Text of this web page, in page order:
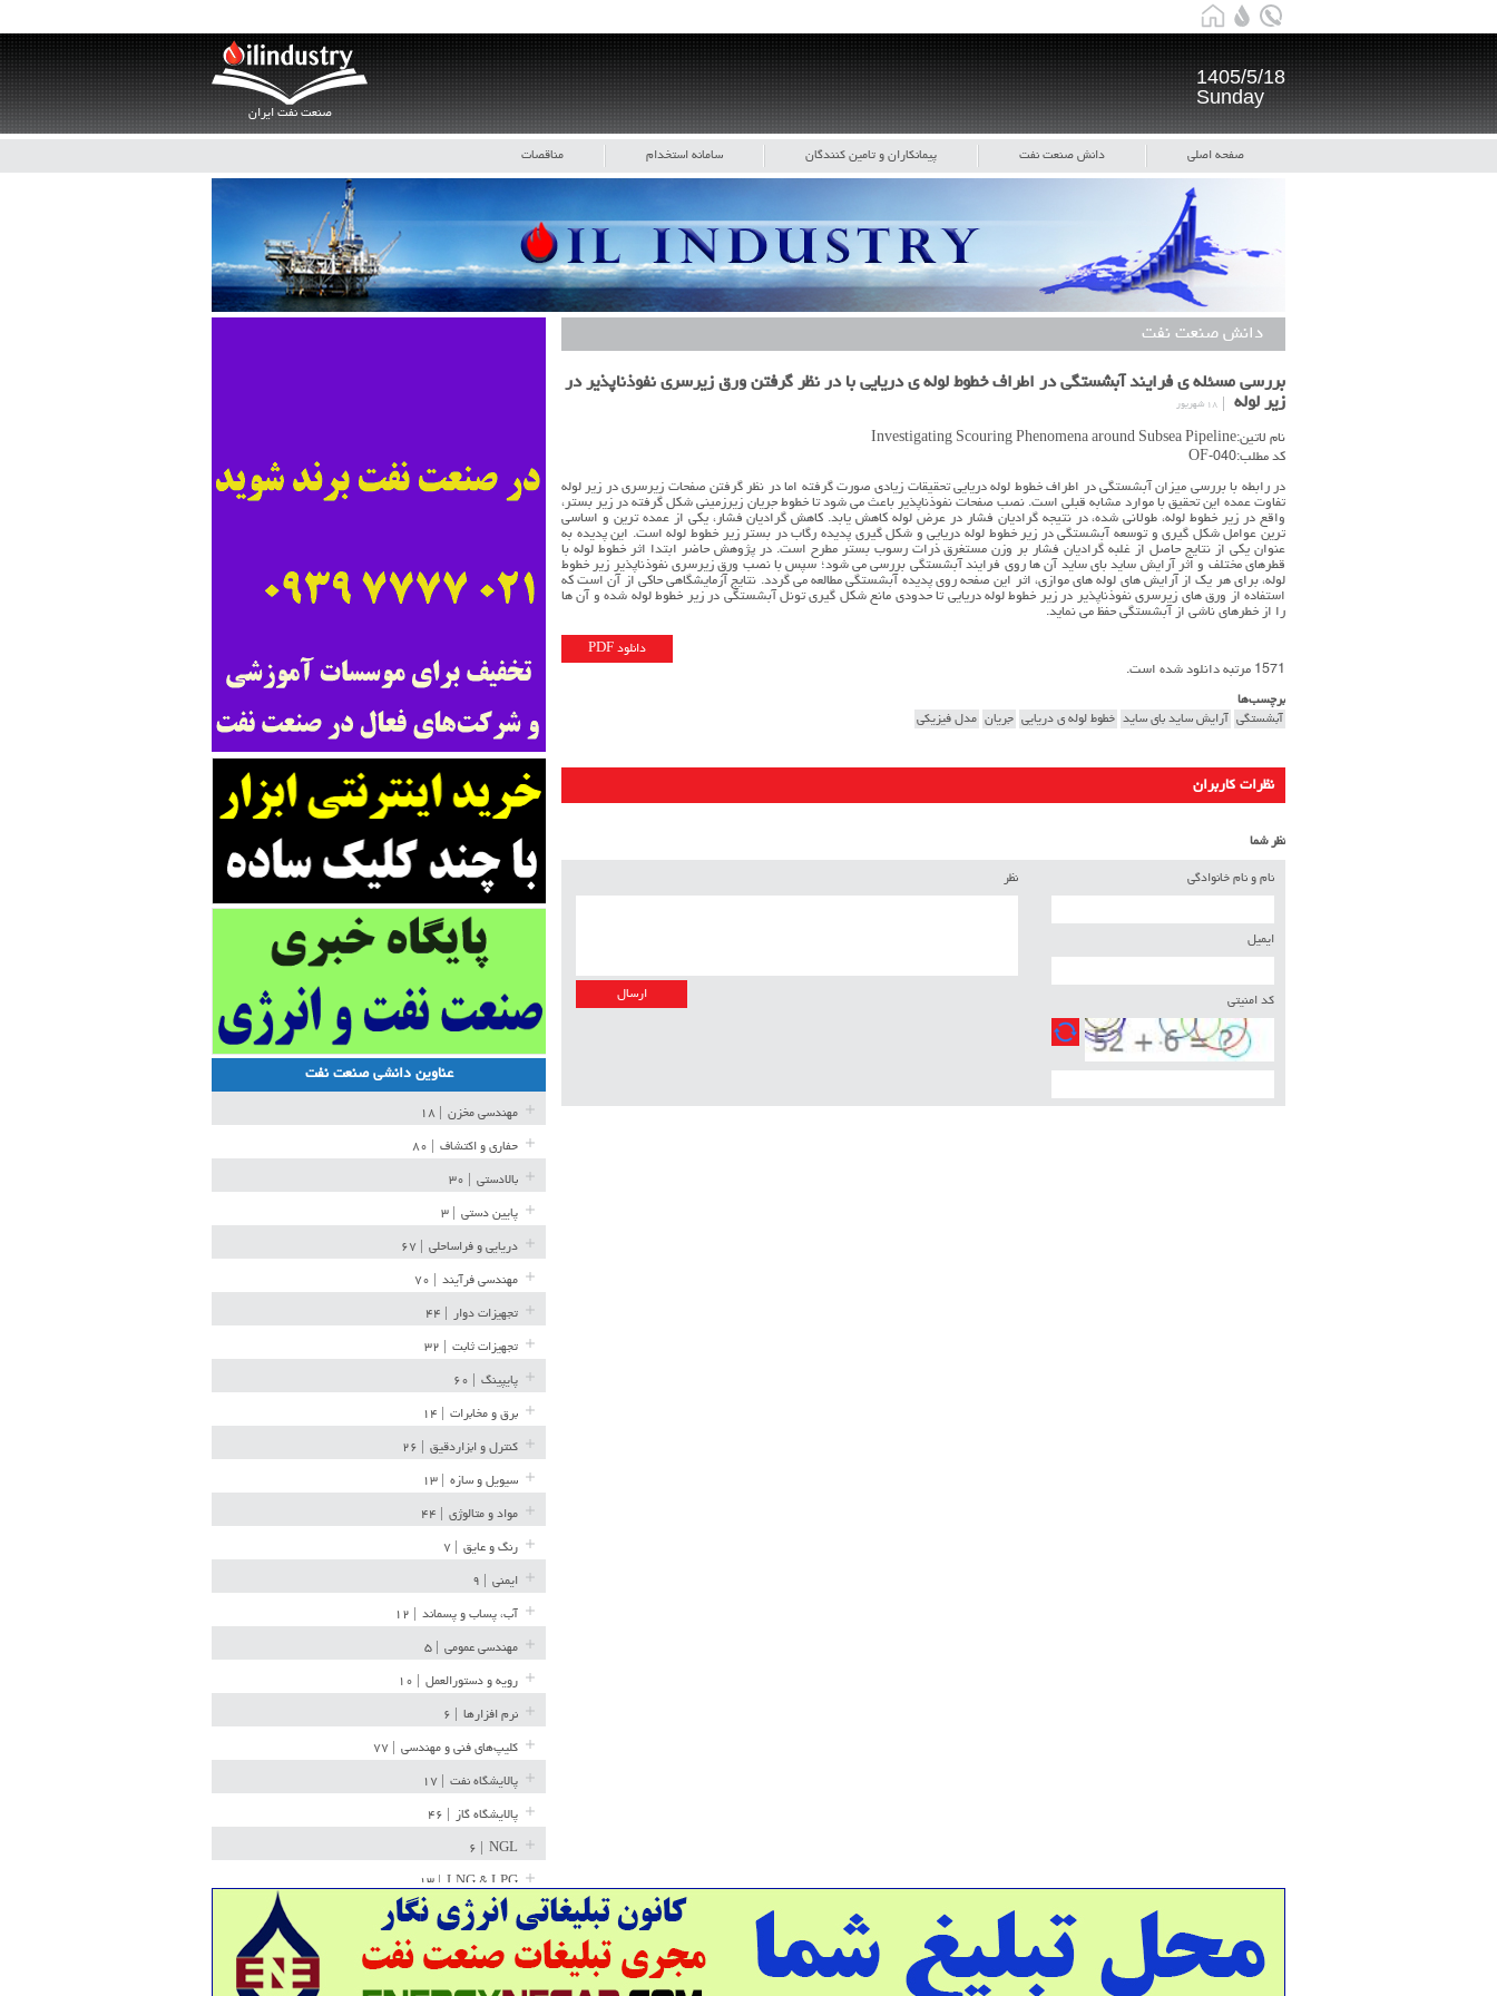
صنعت نفت ایران
1405/5/18
Sunday
صفحه اصلی دانش صنعت نفت پیمانکاران و تامین کنندگان سامانه استخدام مناقصات
دانش صنعت نفت
بررسی مسئله ي فرایند آبشستگی در اطراف خطوط لوله ي دریایی با در نظر گرفتن ورق زیرسري نفوذناپذیر در
زیر لوله
۱۸ شهریور
نام لاتین:Investigating Scouring Phenomena around Subsea Pipeline
کد مطلب:OF-040
در رابطه با بررسی میزان آبشستگی در اطراف خطوط لوله دریایی تحقیقات زیادي صورت گرفته اما در نظر گرفتن صفحات زیرسري در زیر لوله
تفاوت عمده این تحقیق با موارد مشابه قبلی است. نصب صفحات نفوذناپذیر باعث می شود تا خطوط جریان زیرزمینی شکل گرفته در زیر بستر،
واقع در زیر خطوط لوله، طولانی شده، در نتیجه گرادیان فشار در عرض لوله کاهش یابد. کاهش گرادیان فشار، یکی از عمده ترین و اساسی
ترین عوامل شکل گیري و توسعه آبشستگی در زیر خطوط لوله دریایی و شکل گیري پدیده رگاب در بستر زیر خطوط لوله است. این پدیده به
عنوان یکی از نتایج حاصل از غلبه گرادیان فشار بر وزن مستغرق ذرات رسوب بستر مطرح است. در پژوهش حاضر ابتدا اثر خطوط لوله با
قطرهاي مختلف و اثر آرایش ساید باي ساید آن ها روي فرایند آبشستگی بررسی می شود؛ سپس با نصب ورق زیرسري نفوذناپذیر زیر خطوط
لوله، براي هر یک از آرایش هاي لوله هاي موازي، اثر این صفحه روي پدیده آبشستگی مطالعه می گردد. نتایج آزمایشگاهی حاکی از آن است که
استفاده از ورق هاي زیرسري نفوذناپذیر در زیر خطوط لوله دریایی تا حدودي مانع شکل گیري تونل آبشستگی در زیر خطوط لوله شده و آن ها
را از خطرهاي ناشی از آبشستگی حفظ می نماید.
دانلود PDF
1571 مرتبه دانلود شده است.
برچسب‌ها
آبشستگی آرایش ساید باي ساید خطوط لوله ي دریایی جریان مدل فیزیکی
نظرات کاربران
نظر شما
نام و نام خانوادگی
ایمیل
کد امنیتی
نظر
عناوین دانشی صنعت نفت
مهندسی مخزن
حفاری و اکتشاف
بالادستی
پایین دستی
دریایی و فراساحلی
مهندسی فرآیند
تجهیزات دوار
تجهیزات ثابت
پایپینگ
برق و مخابرات
کنترل و ابزاردقیق
سیویل و سازه
مواد و متالوژی
رنگ و عایق
ایمنی
آب، پساب و پسماند
مهندسی عمومی
رویه و دستورالعمل
نرم افزارها
کلیپ‌های فنی و مهندسی
پالایشگاه نفت
پالایشگاه گاز
NGL
LNG & LPG | ۱۳
خط لوله | ۳۶
مخازن ذخیره